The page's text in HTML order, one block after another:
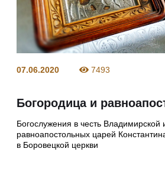
07.06.2020 7493
Богородица и
Богослужения в честь
равноапостольных царей
в Боровецкой церкви